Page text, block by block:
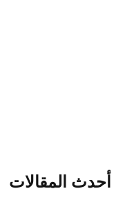
أحدث المقالات